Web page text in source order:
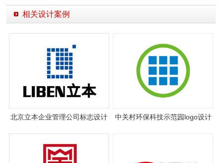
相关设计案例
北京立本企业管理公司标志设计
中关村环保科技示范园logo设计